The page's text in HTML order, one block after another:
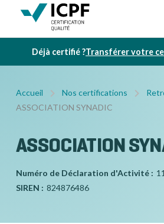
Déjà certifié ?Transférer votre
Accueil Nos certifications
ASSOCIATION SYNADIC
ASSOCIATION
Numéro de Déclaration d'Activité :
SIREN : 824876486